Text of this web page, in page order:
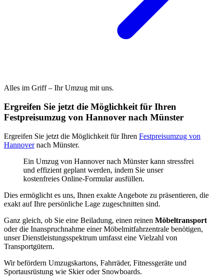
Alles im Griff – Ihr Umzug mit uns.
Ergreifen Sie jetzt die Möglichkeit für Ihren
Festpreisumzug von Hannover nach Münster
Ergreifen Sie jetzt die Möglichkeit für Ihren Festpreisumzug von
Hannovernach Münster.
Ein Umzug von Hannover nach Münster kann stressfrei
und effizient geplant werden, indem Sie unser
kostenfreies Online-Formular ausfüllen.
Dies ermöglicht es uns, Ihnen exakte Angebote zu präsentieren, die
exakt auf Ihre persönliche Lage zugeschnitten sind.
Ganz gleich, ob Sie eine Beiladung, einen reinen Möbeltransport
oder die Inanspruchnahme einer Möbelmitfahrzentrale benötigen,
unser Dienstleistungsspektrum umfasst eine Vielzahl von
Transportgütern.
Wir befördern Umzugskartons, Fahrräder, Fitnessgeräte und
Sportausrüstung wie Skier oder Snowboards.